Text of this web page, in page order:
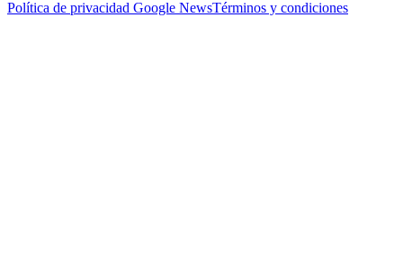
Política de privacidad Google NewsTérminos y condiciones